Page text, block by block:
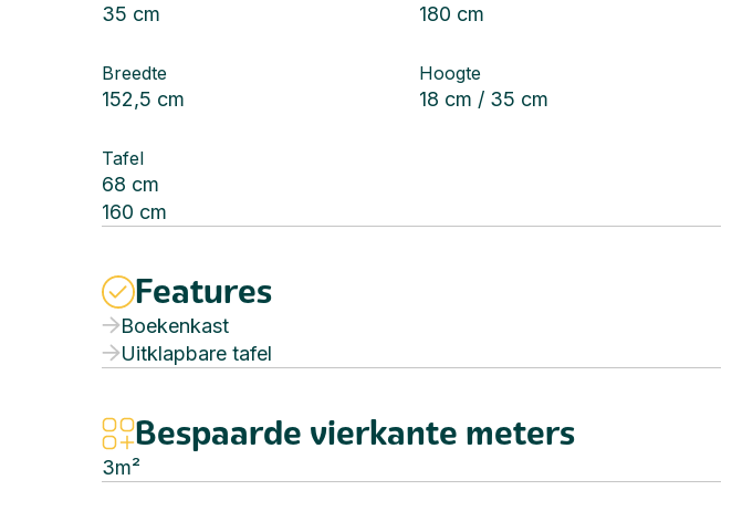
35 cm 180 cm
Breedte
152,5 cm
Hoogte
18 cm / 35 cm
Tafel
68 cm
160 cm
Features
Boekenkast
Uitklapbare tafel
Bespaarde vierkante meters
3m²